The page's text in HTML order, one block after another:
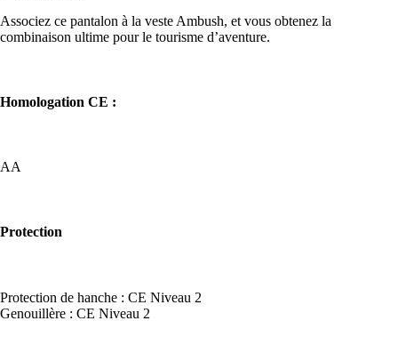
Associez ce pantalon à la veste Ambush, et vous obtenez la
combinaison ultime pour le tourisme d’aventure.
Homologation CE :
AA
Protection
Protection de hanche : CE Niveau 2
Genouillère : CE Niveau 2